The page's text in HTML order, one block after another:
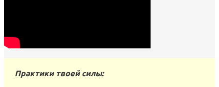
Практики твоей силы: